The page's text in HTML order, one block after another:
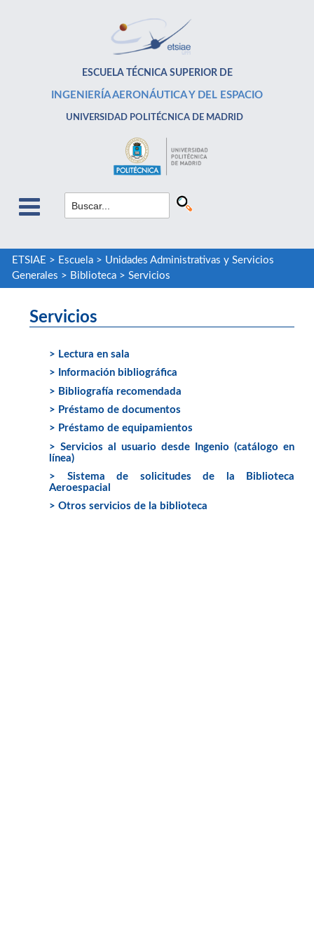
ESCUELA TÉCNICA SUPERIOR DE
INGENIERÍA AERONÁUTICA Y DEL ESPACIO
UNIVERSIDAD POLITÉCNICA DE MADRID
ETSIAE > Escuela> Unidades Administrativas y Servicios
Generales > Biblioteca> Servicios
Servicios
> Lectura en sala
> Información bibliográfica
> Bibliografía recomendada
> Préstamo de documentos
> Préstamo de equipamientos
> Servicios al usuario desde Ingenio (catálogo en
línea)
> Sistema de solicitudes de la Biblioteca
Aeroespacial
> Otros servicios de la biblioteca